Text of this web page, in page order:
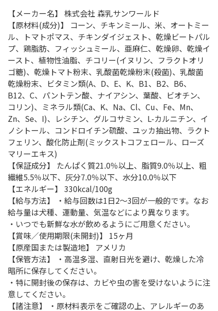
【メーカー名】 株式会社 森乳サンワールド
【原材料(成分)】 コーン、チキンミール、米、オートミー
ル、トマトポマス、チキンダイジェスト、乾燥ビートパル
プ、鶏脂肪、フィッシュミール、亜麻仁、乾燥卵、乾燥イ
ースト、植物性油脂、チコリー(イヌリン、フラクトオリ
ゴ糖)、乾燥トマト粉末、乳酸菌乾燥粉末(殺菌)、乳酸菌
乾燥粉末、ビタミン類(A、D、E、K、B1、B2、B6、
B12、C、パントテン酸、ナイアシン、葉酸、ビオチン、
コリン)、ミネラル類(Ca、K、Na、Cl、Cu、Fe、Mn、
Zn、Se、I)、レシチン、グルコサミン、L-カルニチン、イ
ノシトール、コンドロイチン硫酸、ユッカ抽出物、ラクト
フェリン、酸化防止剤(ミックストコフェロール、ローズ
マリーエキス)
【保証成分】 たんぱく質21.0％以上、脂質9.0％以上、粗
繊維5.5％以下、灰分7.0％以下、水分10.0％以下
【エネルギー】 330kcal/100g
【給与方法】 ・給与回数は1日2～3回が一般的です。なお
給与量は犬種、運動量、気温などにより異なります。
・いつでも新鮮な水が飲めるようにご用意ください。
【賞味／使用期限(未開封)】 15ヶ月
【原産国または製造地】 アメリカ
【保管方法】 ・高温多湿、直射日光を避け、乾燥した冷
暗所に保存してください。
・特に開封後の保存は、カビや虫の害を受けないように注
意してください。
【諸注意】 ・原材料表示をご確認の上、アレルギーのあ